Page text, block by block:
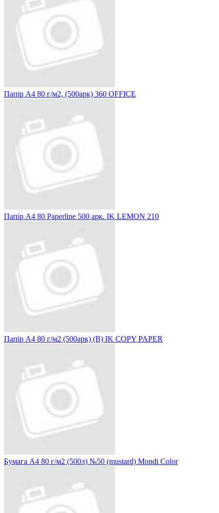
Папір А4 80 г/м2, (500арк) 360 OFFICE
Папір А4 80 Paperline 500 арк. IK LEMON 210
Папір А4 80 г/м2 (500арк) (B) IK COPY PAPER
Бумага А4 80 г/м2 (500л) №50 (mustard) Mondi Color